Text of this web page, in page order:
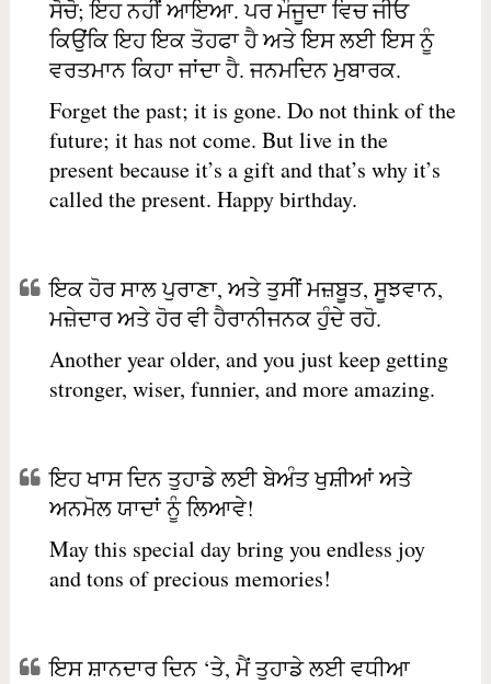
ਸੋਚੋ; ਇਹ ਨਹੀਂ ਆਇਆ. ਪਰ ਮੌਜੂਦਾ ਵਿਚ ਜੀਓ
ਕਿਉਂਕਿ ਇਹ ਇਕ ਤੋਹਫਾ ਹੈ ਅਤੇ ਇਸ ਲਈ ਇਸ ਨੂੰ
ਵਰਤਮਾਨ ਕਿਹਾ ਜਾਂਦਾ ਹੈ. ਜਨਮਦਿਨ ਮੁਬਾਰਕ.
Forget the past; it is gone. Do not think of the
future; it has not come. But live in the
present because it’s a gift and that’s why it’s
called the present. Happy birthday.
ਇਕ ਹੋਰ ਸਾਲ ਪੁਰਾਣਾ, ਅਤੇ ਤੁਸੀਂ ਮਜ਼ਬੂਤ, ਸੂਝਵਾਨ,
ਮਜ਼ੇਦਾਰ ਅਤੇ ਹੋਰ ਵੀ ਹੈਰਾਨੀਜਨਕ ਹੁੰਦੇ ਰਹੋ.
Another year older, and you just keep getting
stronger, wiser, funnier, and more amazing.
ਇਹ ਖਾਸ ਦਿਨ ਤੁਹਾਡੇ ਲਈ ਬੇਅੰਤ ਖੁਸ਼ੀਆਂ ਅਤੇ
ਅਨਮੋਲ ਯਾਦਾਂ ਨੂੰ ਲਿਆਵੇ!
May this special day bring you endless joy
and tons of precious memories!
ਇਸ ਸ਼ਾਨਦਾਰ ਦਿਨ ‘ਤੇ, ਮੈਂ ਤੁਹਾਡੇ ਲਈ ਵਧੀਆ